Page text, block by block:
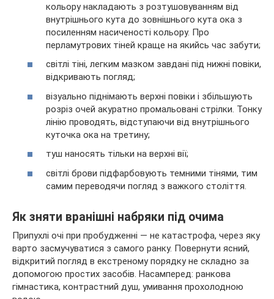
кольору накладають з розтушовуванням від
внутрішнього кута до зовнішнього кута ока з
посиленням насиченості кольору. Про
перламутрових тіней краще на якийсь час забути;
світлі тіні, легким мазком завдані під нижні повіки,
відкривають погляд;
візуально піднімають верхні повіки і збільшують
розріз очей акуратно промальовані стрілки. Тонку
лінію проводять, відступаючи від внутрішнього
куточка ока на третину;
туш наносять тільки на верхні вії;
світлі брови підфарбовують темними тінями, тим
самим переводячи погляд з важкого століття.
Як зняти вранішні набряки під очима
Припухлі очі при пробудженні — не катастрофа, через яку
варто засмучуватися з самого ранку. Повернути ясний,
відкритий погляд в екстреному порядку не складно за
допомогою простих засобів. Насамперед: ранкова
гімнастика, контрастний душ, умивання прохолодною